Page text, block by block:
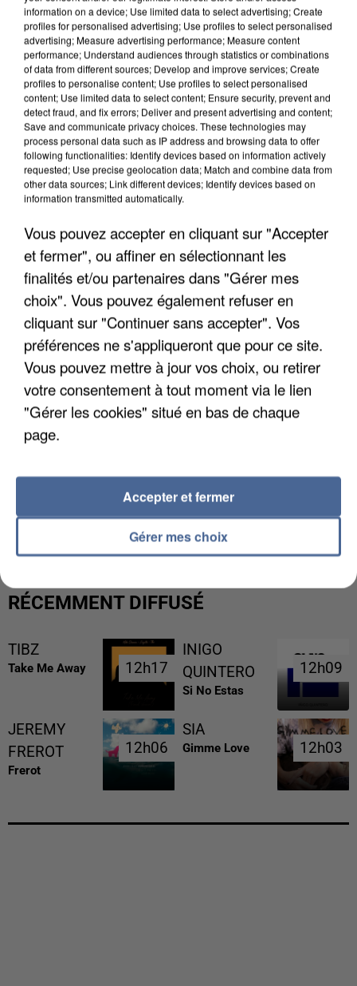
UN SECOND CADRE DE LA DZ MAFIA
INTERPELLÉ EN ALGÉRIE
UNE TOURISTE DE L’OISE EMPORTÉE PAR UNE
COULÉE DE BOUE EN HAUTE-SAVOIE
RÉCEMMENT DIFFUSÉ
TIBZ
Take Me Away 12h17
12h17
INIGO
QUINTERO
Si No Estas
12h09
12h09
JEREMY
FREROT
Frerot
12h06
12h06
SIA
Gimme Love 12h03
12h03
information on a device; Use limited data to select advertising; Create
profiles for personalised advertising; Use profiles to select personalised
advertising; Measure advertising performance; Measure content
performance; Understand audiences through statistics or combinations
of data from different sources; Develop and improve services; Create
profiles to personalise content; Use profiles to select personalised
content; Use limited data to select content; Ensure security, prevent and
detect fraud, and fix errors; Deliver and present advertising and content;
Save and communicate privacy choices. These technologies may
process personal data such as IP address and browsing data to offer
following functionalities: Identify devices based on information actively
requested; Use precise geolocation data; Match and combine data from
other data sources; Link different devices; Identify devices based on
information transmitted automatically.
Vous pouvez accepter en cliquant sur "Accepter
et fermer", ou affiner en sélectionnant les
finalités et/ou partenaires dans "Gérer mes
choix". Vous pouvez également refuser en
cliquant sur "Continuer sans accepter". Vos
préférences ne s'appliqueront que pour ce site.
Vous pouvez mettre à jour vos choix, ou retirer
votre consentement à tout moment via le lien
"Gérer les cookies" situé en bas de chaque
page.
Gérer mes choix
Accepter et fermer